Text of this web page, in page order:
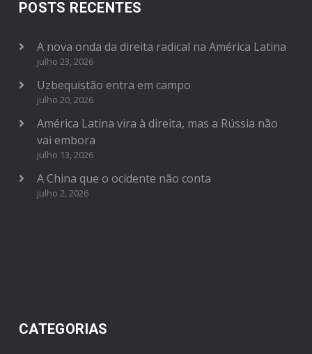
POSTS RECENTES
A nova onda da direita radical na América Latina
julho 23, 2026
Uzbequistão entra em campo
julho 20, 2026
América Latina vira à direita, mas a Rússia não
vai embora
julho 13, 2026
A China que o ocidente não conta
julho 2, 2026
CATEGORIAS